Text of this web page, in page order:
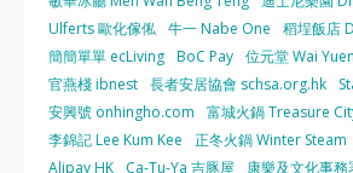
Ulferts 歐化傢俬 牛一 Nabe One
稻埕飯店
簡簡單單 ecLiving BoC Pay 位元堂 Wai
官燕棧 ibnest 長者安居協會 schsa.org.hk
安興號 onhingho.com
富城火鍋 Treasure
李錦記 Lee Kum Kee
正冬火鍋 Winter Steam
Alipay HK
Ca-Tu-Ya 吉豚屋 康樂及文化事